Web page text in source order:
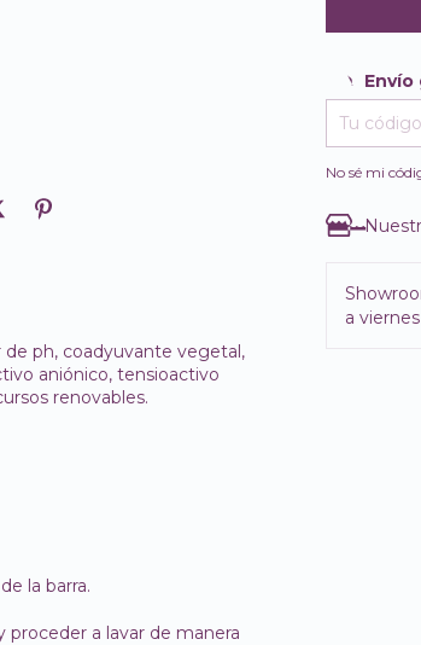
ph, coadyuvante vegetal,
aniónico, tensioactivo
renovables.
la barra.
a lavar de manera
Envío
Entregas
Envío
No sé mi
a